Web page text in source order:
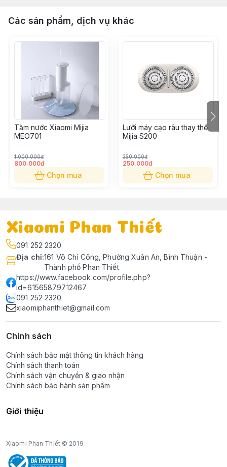
Các sản phẩm, dịch vụ khác
Tăm nước Xiaomi Mijia
MEO701
1.000.000đ
800.000đ
Chọn mua
Lưỡi máy cạo râu thay thế
Mijia S200
350.000đ
250.000đ
Chọn mua
Xiaomi Phan Thiết
091 252 2320
Địa chỉ:161 Võ Chí Công, Phường Xuân An, Bình Thuận -
Thành phố Phan Thiết
https://www.facebook.com/profile.php?
id=61565879712467
091 252 2320
xiaomiphanthiet@gmail.com
Chính sách
Chính sách bảo mật thông tin khách hàng
Chính sách thanh toán
Chính sách vận chuyển & giao nhận
Chính sách bảo hành sản phẩm
Giới thiệu
Xiaomi Phan Thiết © 2019